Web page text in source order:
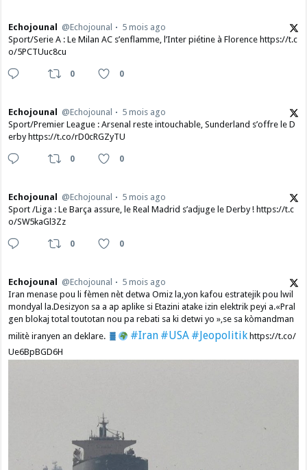
Echojounal @Echojounal
5 mois ago
Sport/Serie A : Le Milan AC s’enflamme, l’Inter piétine à Florence https://t.c
o/5PCTUuc8cu
0 0
Echojounal @Echojounal
5 mois ago
Sport/Premier League : Arsenal reste intouchable, Sunderland s’offre le D
erby https://t.co/rD0cRGZyTU
0 0
Echojounal @Echojounal
5 mois ago
Sport /Liga : Le Barça assure, le Real Madrid s’adjuge le Derby ! https://t.c
o/SW5kaGl3Zz
0 0
Echojounal @Echojounal
5 mois ago
Iran menase pou li fèmen nèt detwa Omiz la,yon kafou estratejik pou lwil
mondyal la.Desizyon sa a ap aplike si Etazini atake izin elektrik peyi a.​«Pral
gen blokaj total toutotan nou pa rebati sa ki detwi yo »,se sa kòmandman
militè iranyen an deklare.
#Iran #USA #Jeopolitikhttps://t.co/
Ue6BpBGD6H